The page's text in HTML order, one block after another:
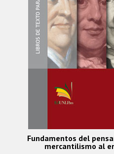
Fundamentos del
mercantilismo al